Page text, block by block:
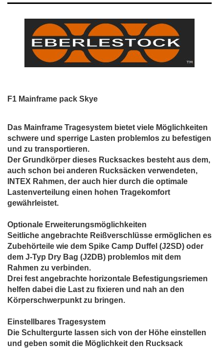
F1 Mainframe pack Skye
Das Mainframe Tragesystem bietet viele Möglichkeiten
schwere und sperrige Lasten problemlos zu befestigen
und zu transportieren.
Der Grundkörper dieses Rucksackes besteht aus dem,
auch schon bei anderen Rucksäcken verwendeten,
INTEX Rahmen, der auch hier durch die optimale
Lastenverteilung einen hohen Tragekomfort
gewährleistet.
Optionale Erweiterungsmöglichkeiten
Seitliche angebrachte Reißverschlüsse ermöglichen es
Zubehörteile wie dem Spike Camp Duffel (J2SD) oder
dem J-Typ Dry Bag (J2DB) problemlos mit dem
Rahmen zu verbinden.
Drei fest angebrachte horizontale Befestigungsriemen
helfen dabei die Last zu fixieren und nah an den
Körperschwerpunkt zu bringen.
Einstellbares Tragesystem
Die Schultergurte lassen sich von der Höhe einstellen
und geben somit die Möglichkeit den Rucksack